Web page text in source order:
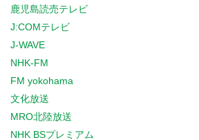
鹿児島読売テレビ
J:COMテレビ
J-WAVE
NHK-FM
FM yokohama
文化放送
MRO北陸放送
NHK BSプレミアム